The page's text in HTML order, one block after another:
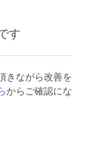
す
きながら改善を
からご確認にな